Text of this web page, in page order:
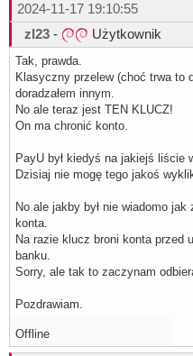
2024-11-17 19:10:55
zl23 - Użytkownik
Tak, prawda.
Klasyczny przelew (choć trwa to
doradzałem innym.
No ale teraz jest TEN KLUCZ!
On ma chronić konto.
PayU był kiedyś na jakiejś liście
Dzisiaj nie mogę tego jakoś
No ale jakby był nie wiadomo
konta.
Na razie klucz broni konta przed
banku.
Sorry, ale tak to zaczynam
Pozdrawiam.
Offline